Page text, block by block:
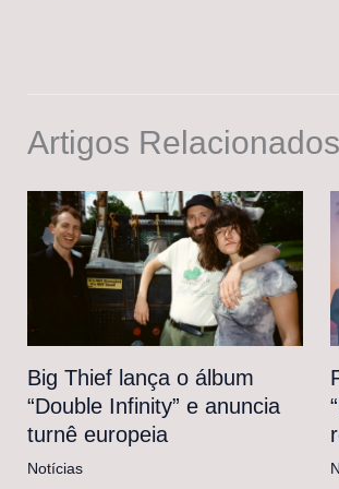
Artigos Relacionados
Big Thief lança o álbum
“Double Infinity” e anuncia
turnê europeia
Notícias